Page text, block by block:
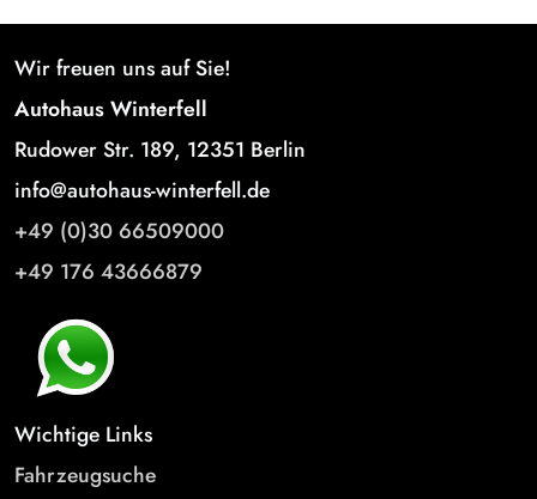
Wir freuen uns auf Sie!
Autohaus Winterfell
Rudower Str. 189, 12351 Berlin
info@autohaus-winterfell.de
+49 (0)30 66509000
+49 176 43666879
Wichtige Links
Fahrzeugsuche